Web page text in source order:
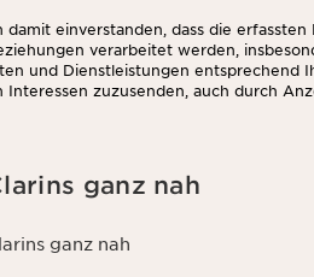
einverstanden, dass die erfassten
verarbeitet werden,
und Dienstleistungen entsprechend
zuzusenden, auch durch
für analytische Zwecke.
ganz nah
ganz nah